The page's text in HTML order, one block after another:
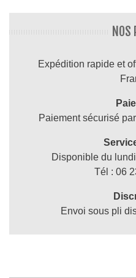
NOS
Expédition rapide et
Paiement sécurisé
Disponible du
Tél : 06
Envoi sous pli